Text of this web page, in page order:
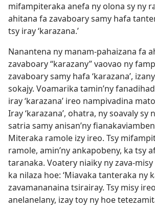
mifampiteraka anefa ny olona sy ny
ahitana fa zavaboary samy hafa
tsy iray ‘karazana.’
Nanantena ny manam-pahaizana fa
zavaboary “karazany” vaovao ny
zavaboary samy hafa ‘karazana’,
sokajy. Voamarika tamin’ny
iray ‘karazana’ ireo nampivadina
Iray ‘karazana’, ohatra, ny soavaly sy
satria samy anisan’ny
Miteraka ramole izy ireo. Tsy
ramole, amin’ny ankapobeny, ka tsy
taranaka. Voatery niaiky ny zava-
ka nilaza hoe: ‘Miavaka tanteraka ny
zavamananaina tsirairay. Tsy misy
anelanelany, izay toy ny hoe